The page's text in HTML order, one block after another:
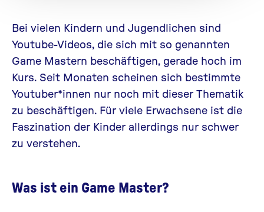
Bei vielen Kindern und Jugendlichen sind
Youtube-Videos, die sich mit so genannten
Game Mastern beschäftigen, gerade hoch im
Kurs. Seit Monaten scheinen sich bestimmte
Youtuber*innen nur noch mit dieser Thematik
zu beschäftigen. Für viele Erwachsene ist die
Faszination der Kinder allerdings nur schwer
zu verstehen.
Was ist ein Game Master?